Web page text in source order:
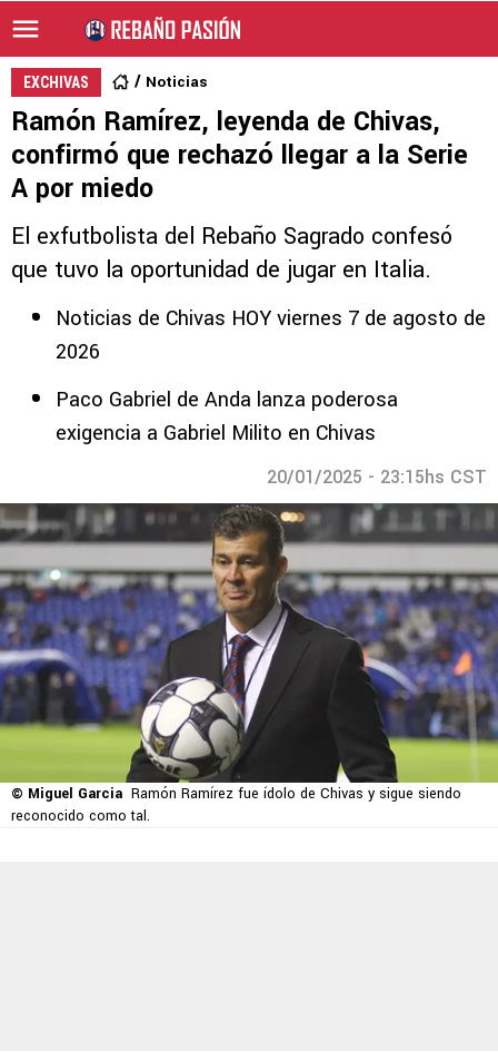
EXCHIVAS Noticias
Ramón Ramírez, leyenda de Chivas,
confirmó que rechazó llegar a la Serie
A por miedo
El exfutbolista del Rebaño Sagrado confesó
que tuvo la oportunidad de jugar en Italia.
Noticias de Chivas HOY viernes 7 de agosto de
2026
Paco Gabriel de Anda lanza poderosa
exigencia a Gabriel Milito en Chivas
20/01/2025 - 23:15hs CST
© Miguel Garcia Ramón Ramírez fue ídolo de Chivas y sigue siendo
reconocido como tal.